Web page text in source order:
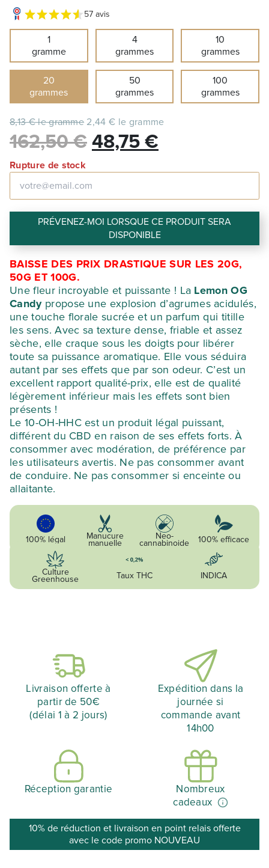
57 avis
1
gramme
4
grammes
10
grammes
20
grammes
50
grammes
100
grammes
8,13 € le gramme 2,44 € le gramme
162,50€ Le
initial
était :
162,50 €.
48,75 €
est :
48,75 €.
Rupture de stock
PRÉVENEZ-MOI LORSQUE CE PRODUIT SERA
DISPONIBLE
BAISSE DES PRIX DRASTIQUE SUR LES 20G,
50G ET 100G.
Une fleur incroyable et puissante ! La Lemon OG
Candy propose une explosion d’agrumes acidulés,
une touche florale sucrée et un parfum qui titille
les sens. Avec sa texture dense, friable et assez
sèche, elle craque sous les doigts pour libérer
toute sa puissance aromatique. Elle vous séduira
autant par ses effets que par son odeur. C’est un
excellent rapport qualité-prix, elle est de qualité
légèrement inférieur mais les effets sont bien
présents !
Le 10-OH-HHC est un produit légal puissant,
différent du CBD en raison de ses effets forts. À
consommer avec modération, de préférence par
les utilisateurs avertis. Ne pas consommer avant
de conduire. Ne pas consommer si enceinte ou
allaitante.
100% légal Manucure
manuelle
Neo-
cannabinoide 100% efficace
Culture
Greenhouse Taux THC INDICA
Livraison offerte à
partir de 50€
(délai 1 à 2 jours)
Expédition dans la
journée si
commande avant
14h00
Réception garantie
Nombreux
cadeaux
10% de réduction et livraison en point relais offerte
avec le code promo NOUVEAU